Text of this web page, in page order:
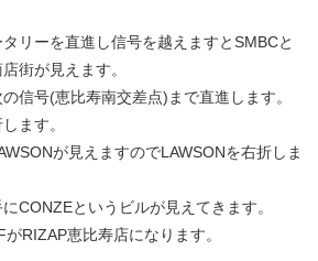
リーを直進し信号を越えますとSMBCと
街が見えます。
信号(恵比寿南交差点)まで直進します。
ます。
が見えますのでLAWSONを右折しま
CONZEというビルが見えてきます。
RIZAP恵比寿店になります。